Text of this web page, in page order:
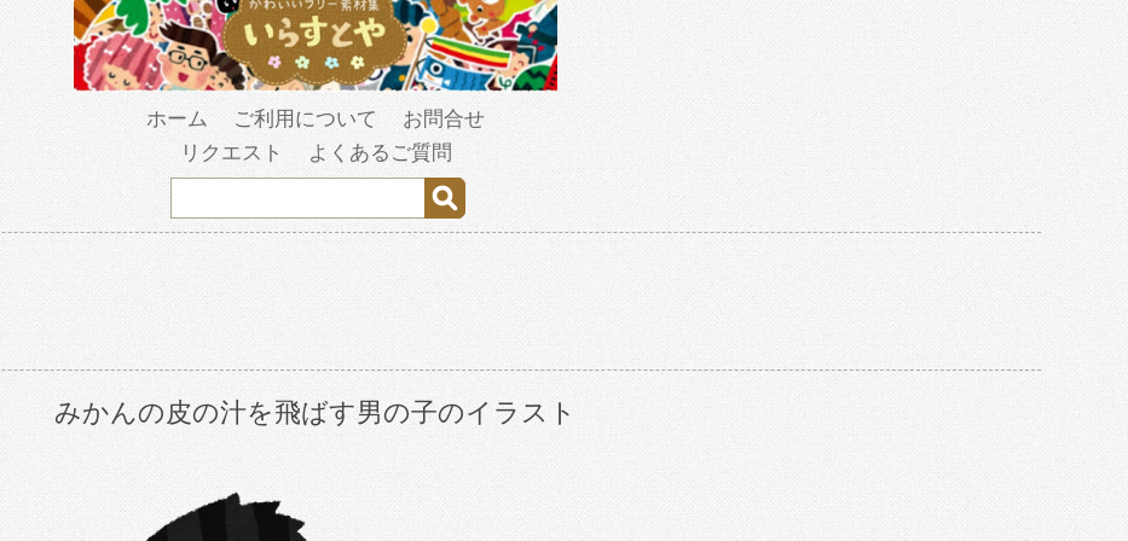
ホーム ご利用について
お問合せ
リクエスト
よくあるご質問
みかんの皮の汁を飛ばす男の子のイラスト